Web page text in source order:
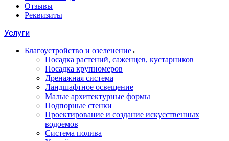
Отзывы
Реквизиты
Услуги
Благоустройство и озеленение
Посадка растений, саженцев, кустарников
Посадка крупномеров
Дренажная система
Ландшафтное освещение
Малые архитектурные формы
Подпорные стенки
Проектирование и создание искусственных
водоемов
Система полива